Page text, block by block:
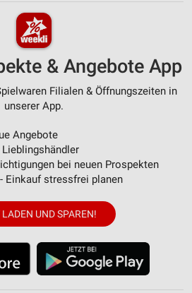
& Angebote App
Filialen & Öffnungszeiten in
unserer App.
Angebote
bei neuen Prospekten
Einkauf stressfrei planen
UND SPAREN!